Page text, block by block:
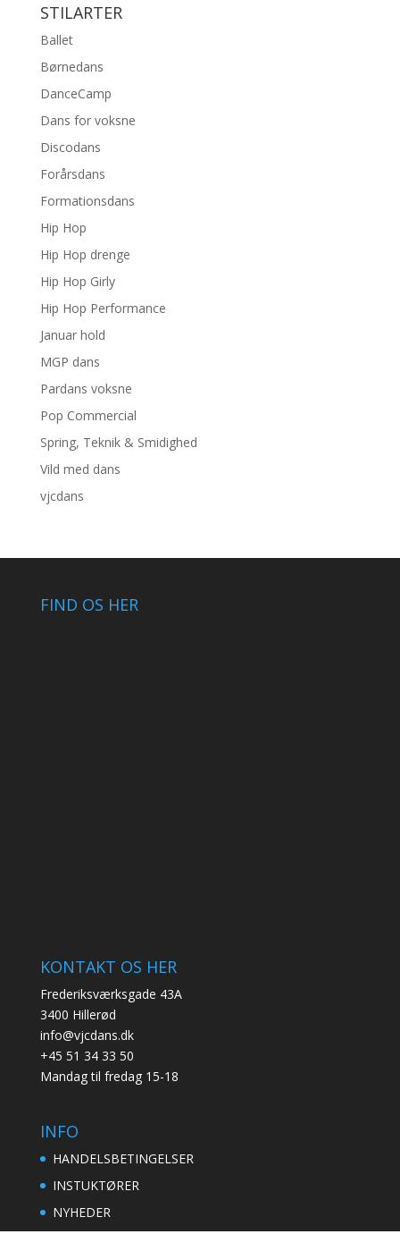
STILARTER
Ballet
Børnedans
DanceCamp
Dans for voksne
Discodans
Forårsdans
Formationsdans
Hip Hop
Hip Hop drenge
Hip Hop Girly
Hip Hop Performance
Januar hold
MGP dans
Pardans voksne
Pop Commercial
Spring, Teknik & Smidighed
Vild med dans
vjcdans
FIND OS HER
KONTAKT OS HER
Frederiksværksgade 43A
3400 Hillerød
info@vjcdans.dk
+45 51 34 33 50
Mandag til fredag 15-18
INFO
HANDELSBETINGELSER
INSTUKTØRER
NYHEDER